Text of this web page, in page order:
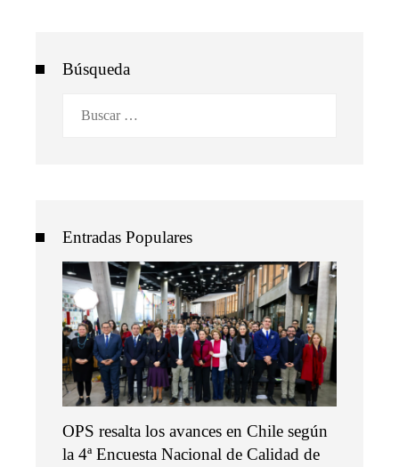
Búsqueda
Entradas Populares
OPS resalta los avances en Chile según
la 4ª Encuesta Nacional de Calidad de